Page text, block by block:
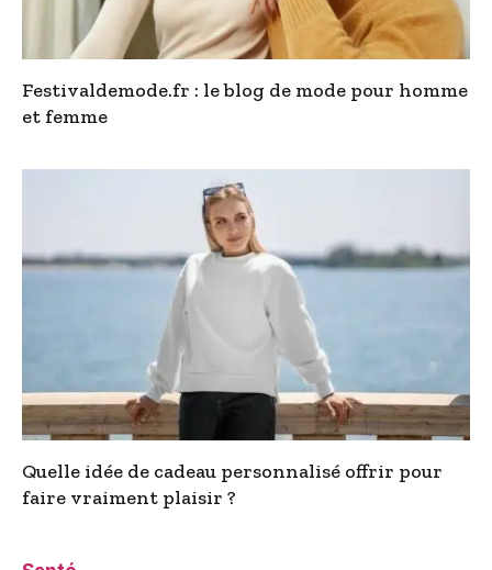
Festivaldemode.fr : le blog de mode pour homme
et femme
Quelle idée de cadeau personnalisé offrir pour
faire vraiment plaisir ?